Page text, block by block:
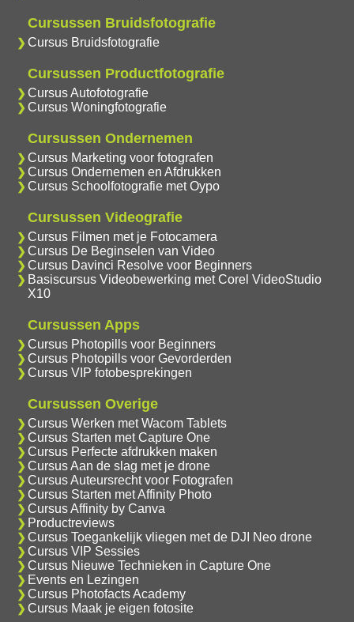
Cursussen Bruidsfotografie
Cursus Bruidsfotografie
Cursussen Productfotografie
Cursus Autofotografie
Cursus Woningfotografie
Cursussen Ondernemen
Cursus Marketing voor fotografen
Cursus Ondernemen en Afdrukken
Cursus Schoolfotografie met Oypo
Cursussen Videografie
Cursus Filmen met je Fotocamera
Cursus De Beginselen van Video
Cursus Davinci Resolve voor Beginners
Basiscursus Videobewerking met Corel VideoStudio
X10
Cursussen Apps
Cursus Photopills voor Beginners
Cursus Photopills voor Gevorderden
Cursus VIP fotobesprekingen
Cursussen Overige
Cursus Werken met Wacom Tablets
Cursus Starten met Capture One
Cursus Perfecte afdrukken maken
Cursus Aan de slag met je drone
Cursus Auteursrecht voor Fotografen
Cursus Starten met Affinity Photo
Cursus Affinity by Canva
Productreviews
Cursus Toegankelijk vliegen met de DJI Neo drone
Cursus VIP Sessies
Cursus Nieuwe Technieken in Capture One
Events en Lezingen
Cursus Photofacts Academy
Cursus Maak je eigen fotosite